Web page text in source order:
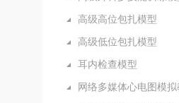
高级高位包扎模型
高级低位包扎模型
耳内检查模型
网络多媒体心电图模